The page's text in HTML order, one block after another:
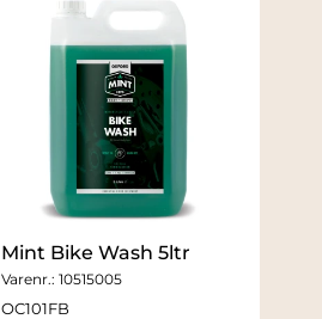
Mint Bike Wash 5ltr
Varenr.: 10515005
OC101FB